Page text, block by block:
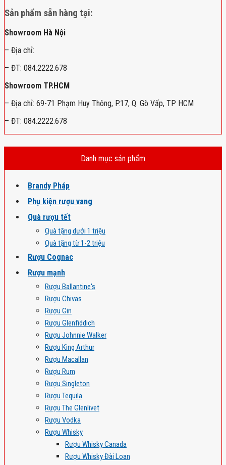
Sản phẩm sẵn hàng tại:
Showroom Hà Nội
– Địa chỉ:
– ĐT: 084.2222.678
Showroom TP.HCM
– Địa chỉ: 69-71 Phạm Huy Thông, P.17, Q. Gò Vấp, TP HCM
– ĐT: 084.2222.678
Danh mục sản phẩm
Brandy Pháp
Phụ kiện rượu vang
Quà rượu tết
Quà tặng dưới 1 triệu
Quà tặng từ 1-2 triệu
Rượu Cognac
Rượu mạnh
Rượu Ballantine's
Rượu Chivas
Rượu Gin
Rượu Glenfiddich
Rượu Johnnie Walker
Rượu King Arthur
Rượu Macallan
Rượu Rum
Rượu Singleton
Rượu Tequila
Rượu The Glenlivet
Rượu Vodka
Rượu Whisky
Rượu Whisky Canada
Rượu Whisky Đài Loan